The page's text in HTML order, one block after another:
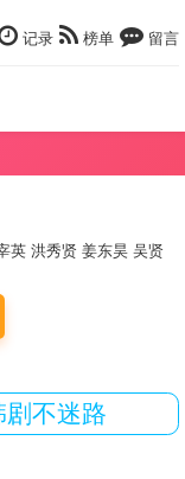
记录 榜单 留言
英 洪秀贤 姜东昊 吴贤
剧不迷路